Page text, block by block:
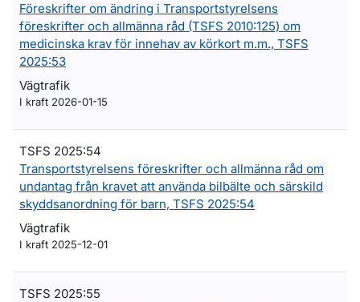
Föreskrifter om ändring i Transportstyrelsens
föreskrifter och allmänna råd (TSFS 2010:125) om
medicinska krav för innehav av körkort m.m., TSFS
2025:53
Vägtrafik
I kraft 2026-01-15
TSFS 2025:54
Transportstyrelsens föreskrifter och allmänna råd om
undantag från kravet att använda bilbälte och särskild
skyddsanordning för barn, TSFS 2025:54
Vägtrafik
I kraft 2025-12-01
TSFS 2025:55